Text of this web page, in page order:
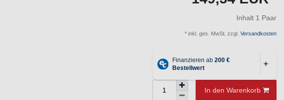
Inhalt 1 Paar
* inkl. ges. MwSt. zzgl. Versandkosten
In den Warenkorb